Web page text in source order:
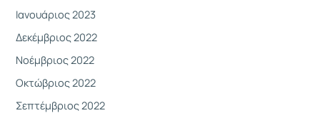
Ιανουάριος 2023
Δεκέμβριος 2022
Νοέμβριος 2022
Οκτώβριος 2022
Σεπτέμβριος 2022